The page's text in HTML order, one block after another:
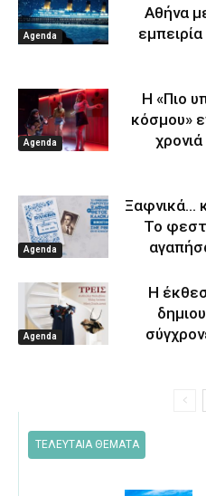
Agenda
Αθήνα
Agenda
Η «Πιο
κόσμου»
Agenda
Ξαφνικά…
Το
Agenda
Η
ΤΕΛΕΥΤΑΙΑ ΘΕΜΑΤΑ